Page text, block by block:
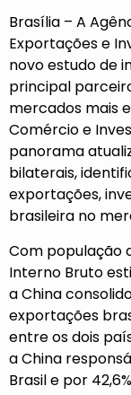
Brasília – A
Exportações e
novo estudo de
principal
mercados mais
Comércio e
panorama
bilaterais,
exportações,
brasileira no
Com população
Interno Bruto
a China
exportações
entre os dois
a China
Brasil e por